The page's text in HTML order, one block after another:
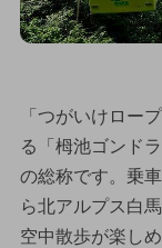
「つがいけロー
る「栂池ゴンド
の総称です。乗
ら北アルプス白
空中散歩が楽しめ